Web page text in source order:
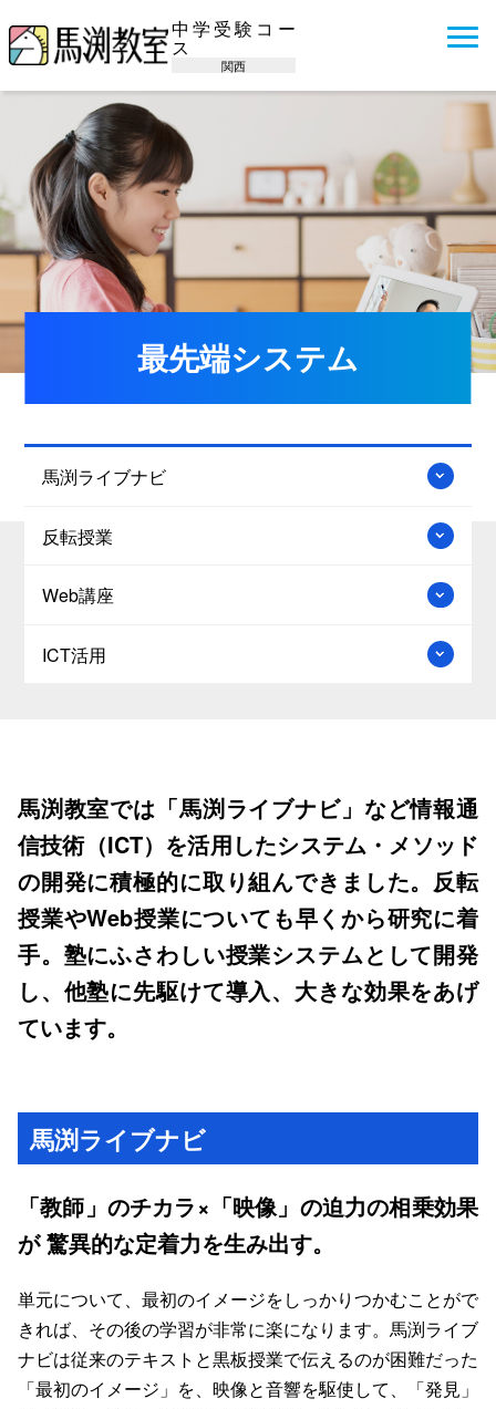
中学受験コー
ス
関西
最先端システム
馬渕ライブナビ
反転授業
Web講座
ICT活用
馬渕教室では「馬渕ライブナビ」など情報通
信技術（ICT）を活用したシステム・メソッド
の開発に積極的に取り組んできました。反転
授業やWeb授業についても早くから研究に着
手。塾にふさわしい授業システムとして開発
し、他塾に先駆けて導入、大きな効果をあげ
ています。
馬渕ライブナビ
「教師」のチカラ×「映像」の迫力の相乗効果
が 驚異的な定着力を生み出す。
単元について、最初のイメージをしっかりつかむことがで
きれば、その後の学習が非常に楽になります。馬渕ライブ
ナビは従来のテキストと黒板授業で伝えるのが困難だった
「最初のイメージ」を、映像と音響を駆使して、「発見」